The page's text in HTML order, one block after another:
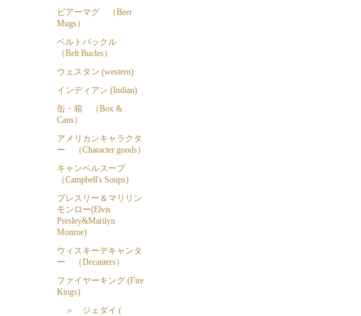
ビアーマグ （Beer
Mugs）
ベルトバックル
（Belt Bucles）
ウェスタン (western)
インディアン (Indian)
缶・箱 （Box &
Cans）
アメリカンキャラクタ
ー （Character goods）
キャンベルスープ
（Campbell's Soups)
プレスリー＆マリリン
モンロー(Elvis
Presley&Marilyn
Monroe)
ウィスキーデキャンタ
ー （Decanters）
ファイヤーキング (Fire
Kings)
＞ ジェダイ (